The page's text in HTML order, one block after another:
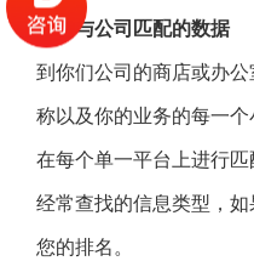
发布与公司匹配的数据
到你们公司的商店或办
称以及你的业务的每一
在每个单一平台上进行
经常查找的信息类型，
您的排名。